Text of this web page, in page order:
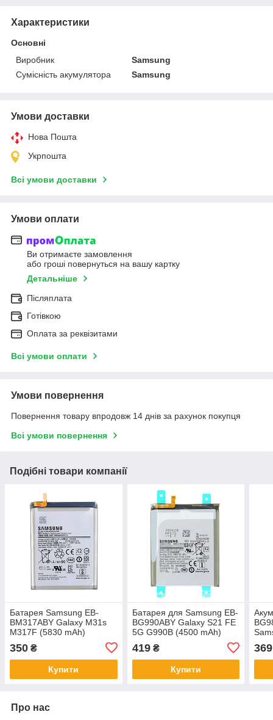
Характеристики
Основні
Виробник
Samsung
Сумісність акумулятора
Samsung
Умови доставки
Нова Пошта
Укрпошта
Всі умови доставки
Умови оплати
Ви отримаєте замовлення
або гроші повернуться на вашу картку
Детальніше
Післяплата
Готівкою
Оплата за реквізитами
Всі умови оплати
Умови повернення
Повернення товару впродовж 14 днів за рахунок покупця
Всі умови повернення
Подібні товари компанії
Батарея Samsung EB-
BM317ABY Galaxy M31s
M317F (5830 mAh)
350 ₴
Купити
Батарея для Samsung EB-
BG990ABY Galaxy S21 FE
5G G990B (4500 mAh)
419₴
Купити
369
Про нас